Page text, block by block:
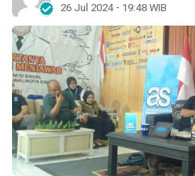
26 Jul 2024 - 19:48 WIB